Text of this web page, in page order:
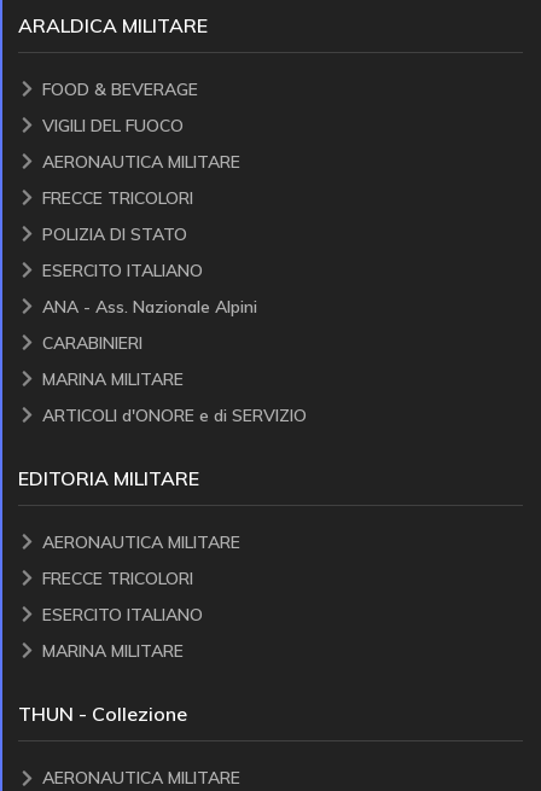
ARALDICA MILITARE
FOOD & BEVERAGE
VIGILI DEL FUOCO
AERONAUTICA MILITARE
FRECCE TRICOLORI
POLIZIA DI STATO
ESERCITO ITALIANO
ANA - Ass. Nazionale Alpini
CARABINIERI
MARINA MILITARE
ARTICOLI d'ONORE e di SERVIZIO
EDITORIA MILITARE
AERONAUTICA MILITARE
FRECCE TRICOLORI
ESERCITO ITALIANO
MARINA MILITARE
THUN - Collezione
AERONAUTICA MILITARE